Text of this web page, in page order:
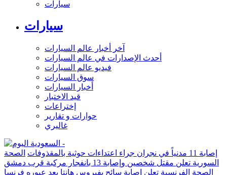
سيارات
سيارات
آخر أخبار عالم السيارات
أحدث الإصدارات في عالم السيارات
فيديو عالم السيارات
سوق السيارات
أخبار السيارات
قيد الاختبار
إختراعات
حوارات و تقارير
غاليري
إصابة 11 مدنياً في نجران جراء اعتداءات حوثية بالمقذوفات
الصحة
السورية تعلن مقتل شخصين وإصابة 13 بانفجار مركبة قرب دمشق
الصحة الفرنسية تعلن إصابة سائح بفيروس هانتا بعد عبوره فرنسا